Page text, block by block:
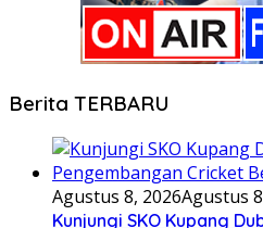
Berita TERBARU
Agustus 8, 2026Agustus
Kunjungi SKO Kupang